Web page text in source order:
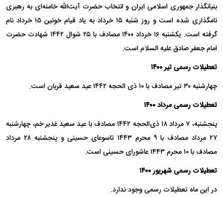
بنیانگذار جمهوری اسلامی ایران و انتخاب حضرت آیت‌الله خامنه‌ای به رهبری
نامگذاری شده است و روز شنبه ۱۵ خرداد به یاد قیام خونین ۱۵ خرداد نام
گرفته است. یکشنبه ۱۶ خرداد ۱۴۰۰ مصادف با ۲۵ شوال ۱۴۴۲ شهادت حضرت
امام جعفر صادق علیه السلام است.
تعطیلات رسمی تیر ۱۴۰۰
چهارشنبه ۳۰ تیر مصادف با ۱۰ ذی الحجه ۱۴۴۲ عید سعید قربان است.
تعطیلات رسمی مرداد ۱۴۰۰
پنجشنبه، ۷ مرداد ۱۸ ذی‌الحجه ۱۴۴۲ مصادف با عید سعید غدیر خم، چهارشنبه
۲۷ مرداد مصادف با ۹ محرم ۱۴۴۳ تاسوعای حسینی و پنجشنبه ۲۸ مرداد
مصادف با ۱۰ محرم ۱۴۴۳ عاشورای حسینی است.
تعطیلات رسمی شهریور ۱۴۰۰
در این ماه تعطیلات رسمی وجود ندارد.